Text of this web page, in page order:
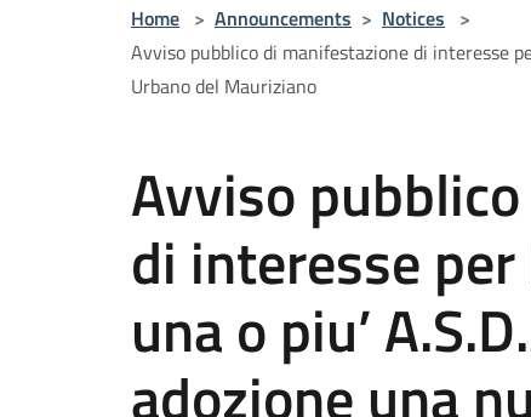
Home > Announcements > Notices >
Avviso pubblico di manifestazione di interesse
Urbano del Mauriziano
Avviso
di interesse
una o piu’
adozione una